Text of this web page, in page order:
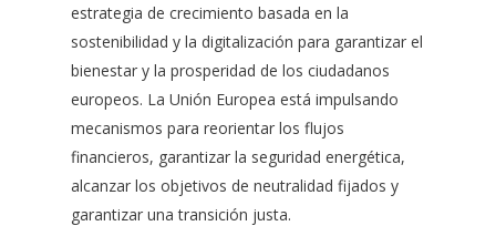
estrategia de crecimiento basada en la
sostenibilidad y la digitalización para garantizar el
bienestar y la prosperidad de los ciudadanos
europeos. La Unión Europea está impulsando
mecanismos para reorientar los flujos
financieros, garantizar la seguridad energética,
alcanzar los objetivos de neutralidad fijados y
garantizar una transición justa.